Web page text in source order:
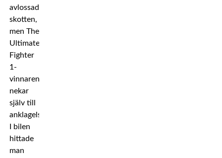
avlossade
skotten,
men The
Ultimate
Fighter
1-
vinnaren
nekar
själv till
anklagelserna.
I bilen
hittade
man